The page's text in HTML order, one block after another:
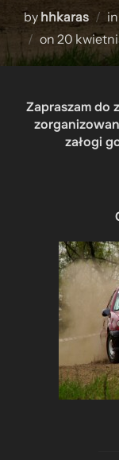
by hhkaras in
on Posted
on
20
Zapraszam do
załogi